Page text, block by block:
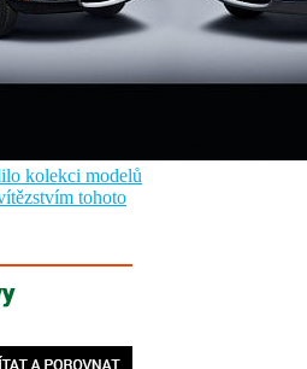
kolekci modelů
tohoto